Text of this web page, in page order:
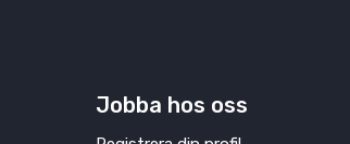
Jobba hos oss